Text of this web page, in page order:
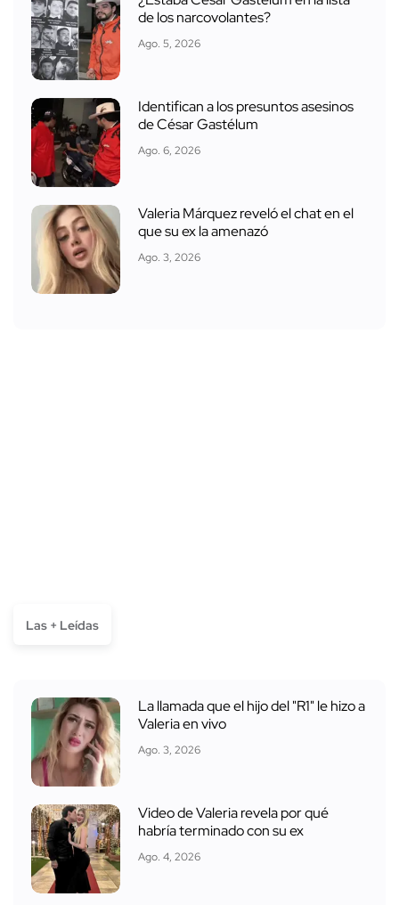
de los narcovolantes?
Ago. 5, 2026
Identifican a los presuntos asesinos
de César Gastélum
Ago. 6, 2026
Valeria Márquez reveló el chat en el
que su ex la amenazó
Ago. 3, 2026
Las + Leídas
La llamada que el hijo del "R1" le hizo a
Valeria en vivo
Ago. 3, 2026
Video de Valeria revela por qué
habría terminado con su ex
Ago. 4, 2026